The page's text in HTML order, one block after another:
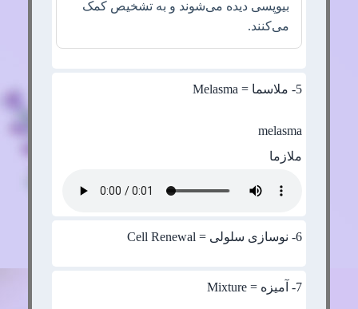
بیوپسی دیده می‌شوند و به تشخیص کمک
می‌کنند.
5- ملاسما = Melasma
melasma
ملازما
6- نوسازی سلولی = Cell Renewal
7- آمیزه = Mixture